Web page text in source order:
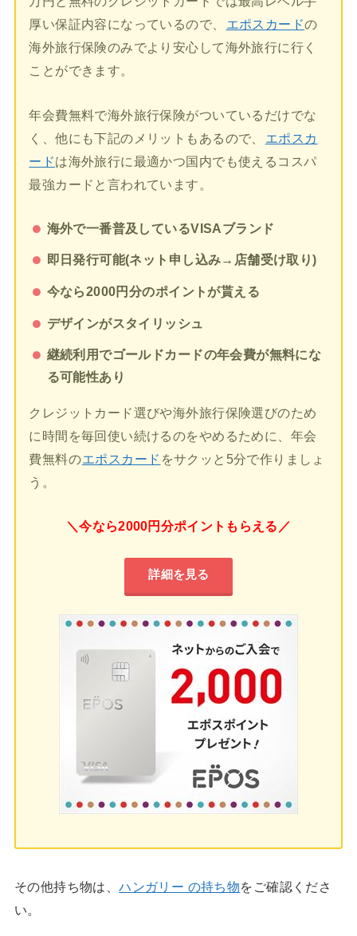
厚い保証内容になっているので、
エポスカードの
海外旅行保険のみでより安心して海外旅行に行く
ことができます。
年会費無料で海外旅行保険がついているだけでな
く、他にも下記のメリットもあるので、
エポスカ
ードは海外旅行に最適かつ国内でも使えるコスパ
最強カードと言われています。
海外で一番普及しているVISAブランド
即日発行可能(ネット申し込み→店舗受け取り)
今なら2000円分のポイントが貰える
デザインがスタイリッシュ
継続利用でゴールドカードの年会費が無料にな
る可能性あり
クレジットカード選びや海外旅行保険選びのため
に時間を毎回使い続けるのをやめるために、年会
費無料のエポスカード をサクッと5分で作りましょ
う。
＼今なら2000円分ポイントもらえる／
詳細を見る
その他持ち物は、 ハンガリー の持ち物をご確認くださ
い。